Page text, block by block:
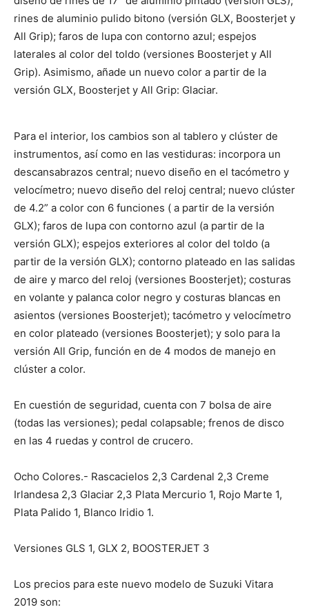
rines de aluminio pulido bitono (versión GLX, Boosterjet y
All Grip); faros de lupa con contorno azul; espejos
laterales al color del toldo (versiones Boosterjet y All
Grip). Asimismo, añade un nuevo color a partir de la
versión GLX, Boosterjet y All Grip: Glaciar.
Para el interior, los cambios son al tablero y clúster de
instrumentos, así como en las vestiduras: incorpora un
descansabrazos central; nuevo diseño en el tacómetro y
velocímetro; nuevo diseño del reloj central; nuevo clúster
de 4.2” a color con 6 funciones ( a partir de la versión
GLX); faros de lupa con contorno azul (a partir de la
versión GLX); espejos exteriores al color del toldo (a
partir de la versión GLX); contorno plateado en las salidas
de aire y marco del reloj (versiones Boosterjet); costuras
en volante y palanca color negro y costuras blancas en
asientos (versiones Boosterjet); tacómetro y velocímetro
en color plateado (versiones Boosterjet); y solo para la
versión All Grip, función en de 4 modos de manejo en
clúster a color.
En cuestión de seguridad, cuenta con 7 bolsa de aire
(todas las versiones); pedal colapsable; frenos de disco
en las 4 ruedas y control de crucero.
Ocho Colores.- Rascacielos 2,3 Cardenal 2,3 Creme
Irlandesa 2,3 Glaciar 2,3 Plata Mercurio 1, Rojo Marte 1,
Plata Palido 1, Blanco Iridio 1.
Versiones GLS 1, GLX 2, BOOSTERJET 3
Los precios para este nuevo modelo de Suzuki Vitara
2019 son: